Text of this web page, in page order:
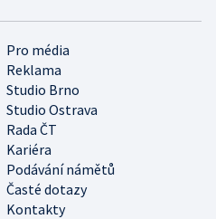
Pro média
Reklama
Studio Brno
Studio Ostrava
Rada ČT
Kariéra
Podávání námětů
Časté dotazy
Kontakty